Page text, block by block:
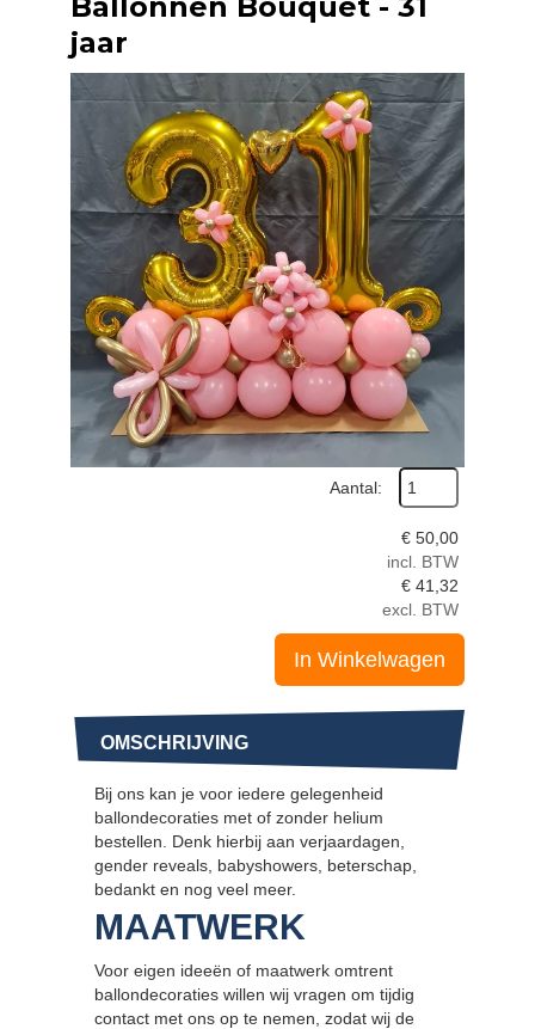
jaar
Aantal:
€ 50,00
incl. BTW
€ 41,32
excl. BTW
In Winkelwagen
OMSCHRIJVING
Bij ons kan je voor iedere gelegenheid
ballondecoraties met of zonder helium
bestellen. Denk hierbij aan verjaardagen,
gender reveals, babyshowers, beterschap,
bedankt en nog veel meer.
MAATWERK
Voor eigen ideeën of maatwerk omtrent
ballondecoraties willen wij vragen om tijdig
contact met ons op te nemen, zodat wij de